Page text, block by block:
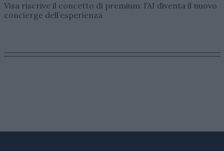
Visa riscrive il concetto di premium: l’AI diventa il nuovo
concierge dell’esperienza